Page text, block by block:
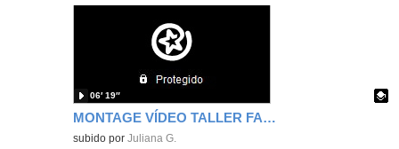
MONTAGE VÍDEO TALLER FAMILIAS SOMOS PINTORES EI2024
Contenido educativo.
subido porJuliana G.
06′ 19″